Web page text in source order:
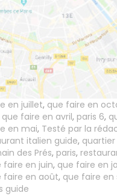
en juillet, que faire en
que faire en avril, paris 6,
en mai, Testé par la
italien guide,
des Prés, paris,
faire en juin, que faire en
faire en août, que faire
guide